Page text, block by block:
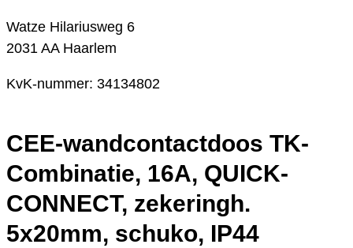
Watze Hilariusweg 6
2031 AA Haarlem
KvK-nummer: 34134802
CEE-wandcontactdoos TK-
Combinatie, 16A, QUICK-
CONNECT, zekeringh.
5x20mm, schuko, IP44